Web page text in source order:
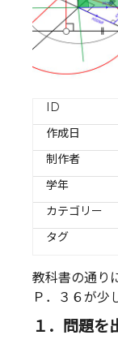
ID
作成日
制作者
学年
カテゴリー
タグ
教科書の通り
Ｐ．３６が少
１．問題を